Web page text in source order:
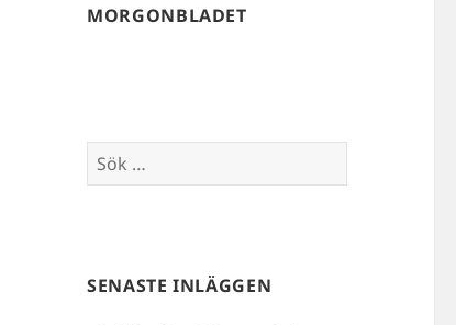
MORGONBLADET
Sök
efter:
SENASTE INLÄGGEN